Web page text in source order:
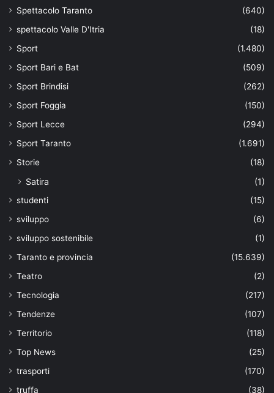
Spettacolo Taranto
(640)
spettacolo Valle D'Itria
(18)
Sport
(1.480)
Sport Bari e Bat
(509)
Sport Brindisi
(262)
Sport Foggia
(150)
Sport Lecce
(294)
Sport Taranto
(1.691)
Storie
(18)
Satira (1)
studenti
(15)
sviluppo
(6)
sviluppo sostenibile
(1)
Taranto e provincia
(15.639)
Teatro
(2)
Tecnologia
(217)
Tendenze
(107)
Territorio
(118)
Top News
(25)
trasporti
(170)
truffa
(38)